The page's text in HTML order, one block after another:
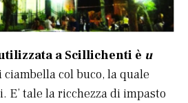
a Scillichenti è u
ciambella col buco, la quale
E’ tale la ricchezza di impasto